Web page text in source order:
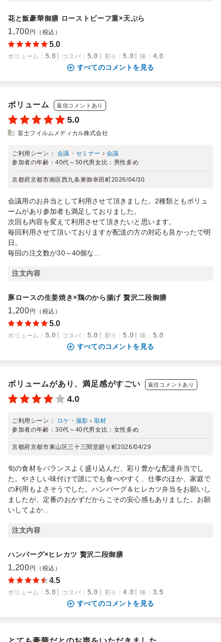
花と飯豪華御膳 ローストビーフ重×天ぷら
1,700 円（税込）
5.0
ボリューム ： 5.0 コスパ ： 5.0 彩り ：5.0 味 ： 4.0
すべてのコメントを見る
ボリューム 返信コメントあり
5.0
富士フイルムメディカル株式会社
ご利用シーン： 会議・セミナー › 会議
参加者の年齢：40代～50代男女比： 男性多め
京都府京都市南区西九条東御幸田町2026/04/30
会議用のお弁当として利用させて頂きました。2種類ともボリュ
ームがあり参加者も満足しておりました。
次回も内容を変えて利用させて頂きたいと思います。
毎回利用させて頂いておりますが配送の方の対応も良かったで明
日。
毎回の注文数が30～40個な...
注文内容
豚ロースの生姜焼き×鶏のから揚げ 贅沢二段御膳
1,200 円（税込）
5.0
ボリューム ： 5.0 コスパ ： 5.0 彩り ：5.0 味 ： 5.0
すべてのコメントを見る
ボリュームがあり、満足感がすごい 返信コメントあり
4.0
ご利用シーン： ロケ・撮影 › 取材
参加者の年齢：30代～40代男女比： 女性多め
京都府京都市東山区三十三間堂廻り町2026/04/29
旬の食材をバランスよく盛り込んだ、彩り豊かな配達弁当でし
た。やさしい味付けで誰にでも食べやすく、仕事のほか、家庭で
の利用もよさそうでした。ハンバーグ＆ヒレカツ弁当をお願いし
ましたが、定番のおかずだからこその安心感もありました。お願
いしてよか...
注文内容
ハンバーグ×ヒレカツ 贅沢二段御膳
1,200 円（税込）
4.5
ボリューム ： 5.0 コスパ ： 5.0 彩り ：4.0 味 ： 3.5
すべてのコメントを見る